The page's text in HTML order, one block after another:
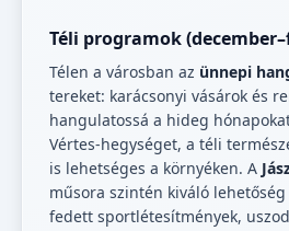
Téli programok
Télen a városban az ünnepi
tereket: karácsonyi vásárok és
hangulatossá a hideg
Vértes-hegységet, a téli
is lehetséges a környéken. A
műsora szintén kiváló
fedett sportlétesítmények,